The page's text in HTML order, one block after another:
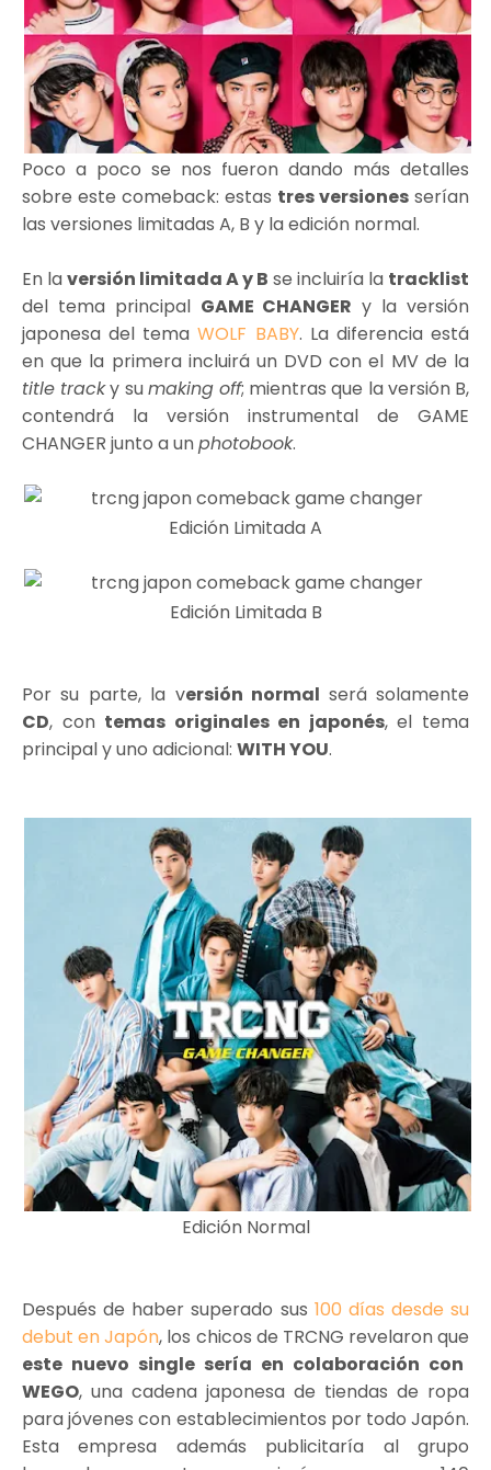
Poco a poco se nos fueron dando más detalles
sobre este comeback: estas tres versiones serían
las versiones limitadas A, B y la edición normal.
En laversión limitada A y B se incluiría la tracklist
del tema principal GAME CHANGER y la versión
japonesa del temaWOLF BABY. La diferencia está
en que la primera incluirá un DVD con el MV de la
title tracky sumaking off; mientras que la versión B,
contendrá la versión instrumental de GAME
CHANGER junto a unphotobook.
Edición Limitada A
Edición Limitada B
Por su parte, la versión normal será solamente
CD, con temas originales en japonés, el tema
principal y uno adicional: WITH YOU.
Edición Normal
Después de haber superado sus 100 días desde su
debut en Japón, los chicos de TRCNG revelaron que
este nuevo single sería en colaboración con
WEGO, una cadena japonesa de tiendas de ropa
para jóvenes con establecimientos por todo Japón.
Esta empresa además publicitaría al grupo